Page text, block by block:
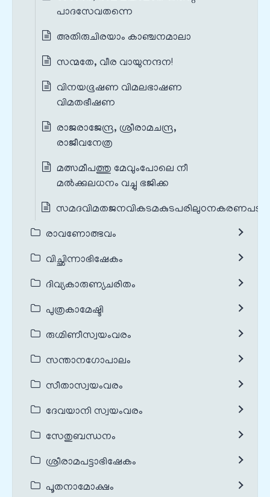
പാദസേവതന്നെ
അതിരുചിരയാം കാഞ്ചനമാലാ
സന്മതേ, വീര വായുനന്ദന!
വിനയഭൂഷണ വിമലഭാഷണ
വിമതഭീഷണ
രാജരാജേന്ദ്ര, ശ്രീരാമചന്ദ്ര,
രാജീവനേത്ര
മത്സമീപത്തു മേവുംപോലെ നീ
മൽക്കുലധനം വച്ചു ഭജിക്ക
സമദവിമതജനവികടമകുടപരിലുഠനകരണപടു
രാവണോത്ഭവം
വിച്ഛിന്നാഭിഷേകം
ദിവ്യകാരുണ്യചരിതം
പുത്രകാമേഷ്ടി
രുഗ്മിണീസ്വയംവരം
സന്താനഗോപാലം
സീതാസ്വയംവരം
ദേവയാനി സ്വയംവരം
സേതുബന്ധനം
ശ്രീരാമപട്ടാഭിഷേകം
പൂതനാമോക്ഷം